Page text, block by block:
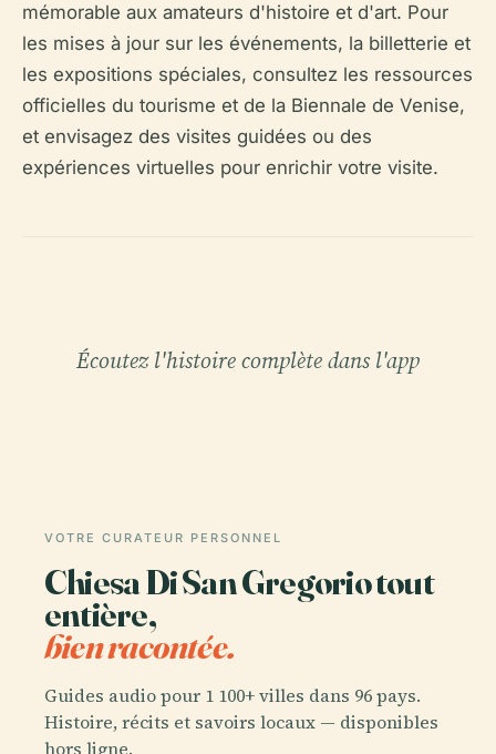
mémorable aux amateurs d'histoire et d'art. Pour
les mises à jour sur les événements, la billetterie et
les expositions spéciales, consultez les ressources
officielles du tourisme et de la Biennale de Venise,
et envisagez des visites guidées ou des
expériences virtuelles pour enrichir votre visite.
Écoutez l'histoire complète dans l'app
VOTRE CURATEUR PERSONNEL
Chiesa Di San Gregorio tout
entière,
bien racontée.
Guides audio pour 1 100+ villes dans 96 pays.
Histoire, récits et savoirs locaux — disponibles
hors ligne.